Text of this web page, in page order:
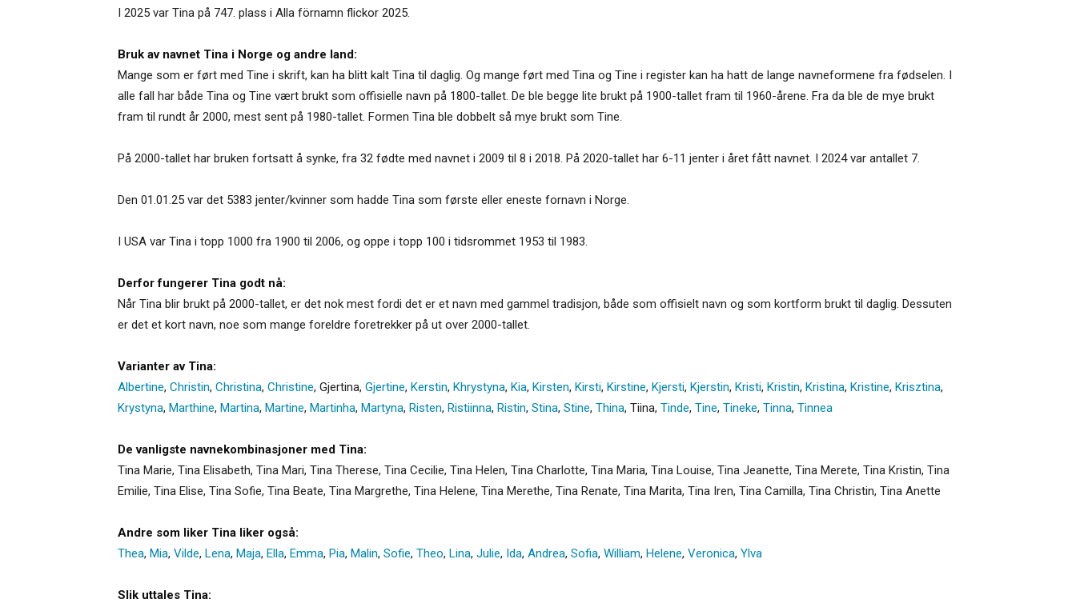
I 2025 var Tina på 747. plass i Alla förnamn flickor 2025.
Bruk av navnet Tina i Norge og andre land:
Mange som er ført med Tine i skrift, kan ha blitt kalt Tina til daglig. Og mange ført med Tina og Tine i register kan ha hatt de lange navneformene fra fødselen. I
alle fall har både Tina og Tine vært brukt som offisielle navn på 1800-tallet. De ble begge lite brukt på 1900-tallet fram til 1960-årene. Fra da ble de mye brukt
fram til rundt år 2000, mest sent på 1980-tallet. Formen Tina ble dobbelt så mye brukt som Tine.
På 2000-tallet har bruken fortsatt å synke, fra 32 fødte med navnet i 2009 til 8 i 2018. På 2020-tallet har 6-11 jenter i året fått navnet. I 2024 var antallet 7.
Den 01.01.25 var det 5383 jenter/kvinner som hadde Tina som første eller eneste fornavn i Norge.
I USA var Tina i topp 1000 fra 1900 til 2006, og oppe i topp 100 i tidsrommet 1953 til 1983.
Derfor fungerer Tina godt nå:
Når Tina blir brukt på 2000-tallet, er det nok mest fordi det er et navn med gammel tradisjon, både som offisielt navn og som kortform brukt til daglig. Dessuten
er det et kort navn, noe som mange foreldre foretrekker på ut over 2000-tallet.
Varianter av Tina:
Albertine, Christin, Christina, Christine, Gjertina, Gjertine, Kerstin, Khrystyna, Kia, Kirsten, Kirsti, Kirstine, Kjersti, Kjerstin, Kristi, Kristin, Kristina, Kristine, Krisztina,
Krystyna, Marthine, Martina, Martine, Martinha, Martyna, Risten, Ristiinna, Ristin, Stina, Stine, Thina, Tiina, Tinde, Tine, Tineke, Tinna, Tinnea
De vanligste navnekombinasjoner med Tina:
Tina Marie, Tina Elisabeth, Tina Mari, Tina Therese, Tina Cecilie, Tina Helen, Tina Charlotte, Tina Maria, Tina Louise, Tina Jeanette, Tina Merete, Tina Kristin, Tina
Emilie, Tina Elise, Tina Sofie, Tina Beate, Tina Margrethe, Tina Helene, Tina Merethe, Tina Renate, Tina Marita, Tina Iren, Tina Camilla, Tina Christin, Tina Anette
Andre som liker Tina liker også:
Thea, Mia, Vilde, Lena, Maja, Ella, Emma, Pia, Malin, Sofie, Theo, Lina, Julie, Ida, Andrea, Sofia, William, Helene, Veronica, Ylva
Slik uttales Tina: